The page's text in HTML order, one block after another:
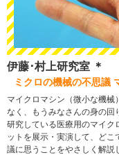
伊藤･村上研究室 ＊
ミクロの機械の不思議
マイクロマシン（微小な機械
なく、もうみなさんの身の回
研究している医療用のマイク
ットを展示・実演して、ど
議に思うことをやさしく解説